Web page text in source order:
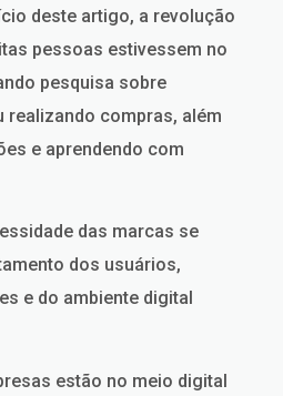
deste artigo, a revolução
pessoas estivessem no
pesquisa sobre
realizando compras, além
e aprendendo com
das marcas se
dos usuários,
e do ambiente digital
estão no meio digital